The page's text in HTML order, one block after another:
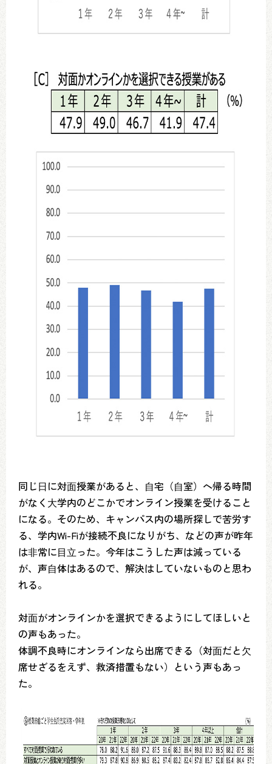
同じ⽇に対⾯授業があると、⾃宅（⾃室）へ帰る時間
がなく⼤学内のどこかでオンライン授業を受けること
になる。そのため、キャンパス内の場所探しで苦労す
る、学内Wi-Fiが接続不良になりがち、などの声が昨年
は⾮常に⽬⽴った。今年はこうした声は減っている
が、声⾃体はあるので、解決はしていないものと思わ
れる。
対⾯がオンラインかを選択できるようにしてほしいと
の声もあった。
体調不良時にオンラインなら出席できる（対⾯だと⽋
席せざるをえず、救済措置もない）という声もあっ
た。